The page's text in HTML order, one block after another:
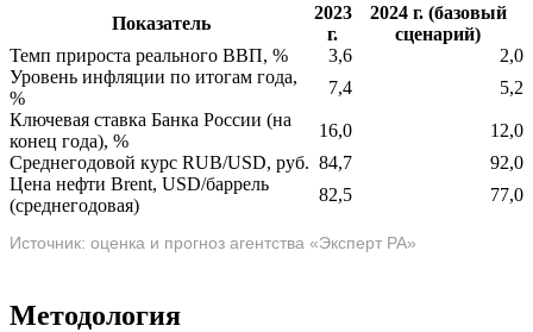
Показатель
2023
г.
2024 г. (базовый
сценарий)
Темп прироста реального ВВП, %
3,6
2,0
Уровень инфляции по итогам года,
%
7,4
5,2
Ключевая ставка Банка России (на
конец года), %
16,0
12,0
Среднегодовой курс RUB/USD, руб. 84,7
92,0
Цена нефти Brent, USD/баррель
(среднегодовая)
82,5 77,0
Источник: оценка и прогноз агентства «Эксперт РА»
Методология